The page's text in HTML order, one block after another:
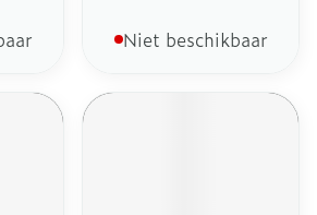
Niet beschikbaar